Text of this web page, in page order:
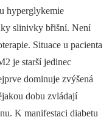
hyperglykemie
slinivky břišní. Není
Situace u pacienta
je starší jedinec
dominuje zvýšená
dobu zvládají
K manifestaci diabetu